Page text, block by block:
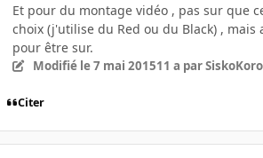
Et pour du montage vidéo , pas sur que
choix (j'utilise du Red ou du Black) , mais
pour être sur.
Modifié le 7 mai 201511 a par
Citer